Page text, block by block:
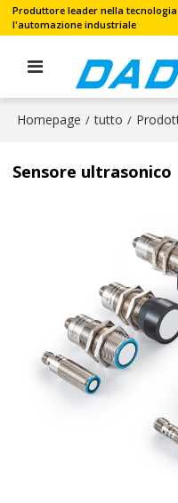
Produttore leader nella
l'automazione industriale
Homepage / tutto /
Sensore ultrasonico